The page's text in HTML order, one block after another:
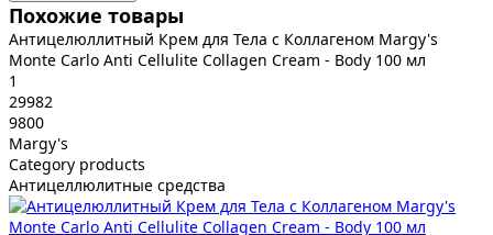
Похожие товары
Антицелюллитный Крем для Тела с Коллагеном Margy's
Monte Carlo Anti Cellulite Collagen Cream - Body 100 мл
1
29982
9800
Margy's
Category products
Антицеллюлитные средства